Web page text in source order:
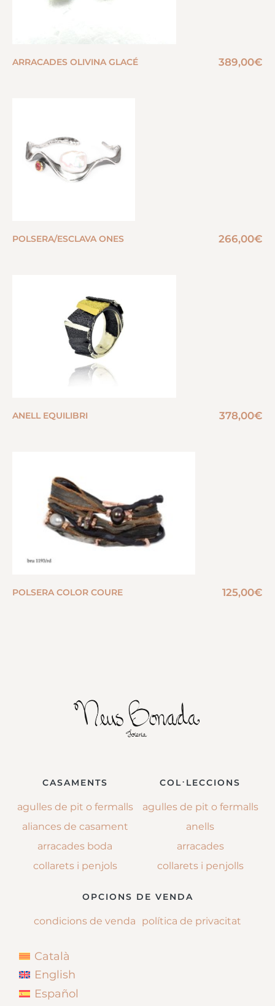
ARRACADES OLIVINA GLACÉ 389,00€
POLSERA/ESCLAVA ONES 266,00€
ANELL EQUILIBRI 378,00€
POLSERA COLOR COURE 125,00€
CASAMENTS
agulles de pit o fermalls
aliances de casament
arracades boda
collarets i penjols
COL·LECCIONS
agulles de pit o fermalls
anells
arracades
collarets i penjolls
OPCIONS DE VENDA
condicions de venda política de privacitat
Català
English
Español